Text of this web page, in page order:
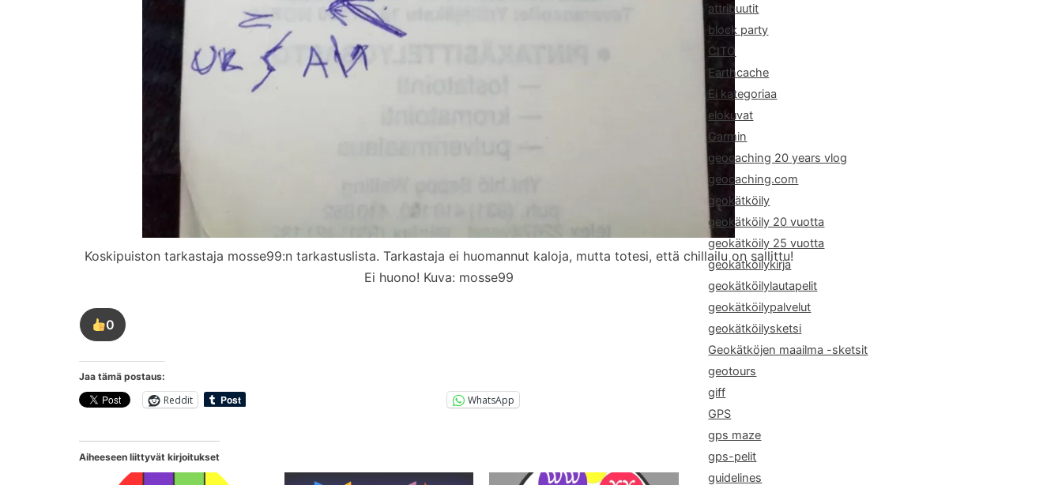
Koskipuiston tarkastaja mosse99:n tarkastuslista. Tarkastaja ei huomannut kaloja, mutta totesi, että chillailu on sallittu!
Ei huono! Kuva: mosse99
0
Tykkää
tästä
Jaa tämä postaus:
Reddit WhatsApp
Aiheeseen liittyvät kirjoitukset
attribuutit
block party
CITO
Earthcache
Ei kategoriaa
elokuvat
Garmin
geocaching 20 years vlog
geocaching.com
geokätköily
geokätköily 20 vuotta
geokätköily 25 vuotta
geokätköilykirja
geokätköilylautapelit
geokätköilypalvelut
geokätköilysketsi
Geokätköjen maailma -sketsit
geotours
giff
GPS
gps maze
gps-pelit
guidelines